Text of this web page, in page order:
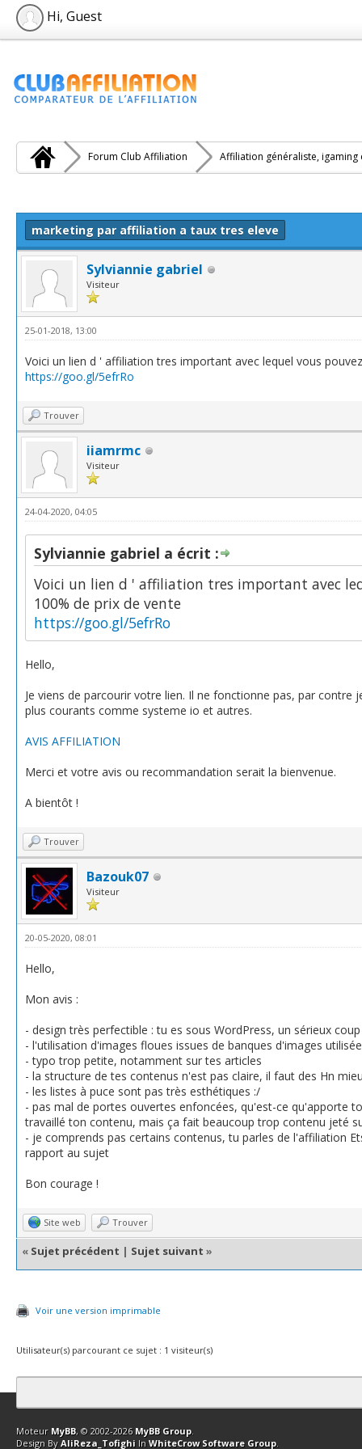
Hi, Guest
Forum Club Affiliation Affiliation généraliste, igaming
marketing par affiliation a taux tres eleve
Sylviannie gabriel
Visiteur
25-01-2018, 13:00
Voici un lien d ' affiliation tres important avec lequel vous
https://goo.gl/5efrRo
Trouver
iiamrmc
Visiteur
24-04-2020, 04:05
Sylviannie gabriel a écrit :
Voici un lien d ' affiliation tres important avec
100% de prix de vente
https://goo.gl/5efrRo
Hello,
Je viens de parcourir votre lien. Il ne fonctionne pas, par
plus courants comme systeme io et autres.
AVIS AFFILIATION
Merci et votre avis ou recommandation serait la bienvenue.
A bientôt !
Trouver
Bazouk07
Visiteur
20-05-2020, 08:01
Hello,
Mon avis :
- design très perfectible : tu es sous WordPress, un sérieux
- l'utilisation d'images floues issues de banques d'images
- typo trop petite, notamment sur tes articles
- la structure de tes contenus n'est pas claire, il faut des Hn
- les listes à puce sont pas très esthétiques :/
- pas mal de portes ouvertes enfoncées, qu'est-ce qu'apporte
travaillé ton contenu, mais ça fait beaucoup trop contenu jeté
- je comprends pas certains contenus, tu parles de l'affiliation
rapport au sujet
Bon courage !
Site web Trouver
« Sujet précédent | Sujet suivant »
Voir une version imprimable
Utilisateur(s) parcourant ce sujet : 1 visiteur(s)
Contact Club Affiliation Retourner en haut Version bas-débit
Moteur MyBB, © 2002-2026 MyBB Group.
Design By AliReza_Tofighi In WhiteCrow Software Group.